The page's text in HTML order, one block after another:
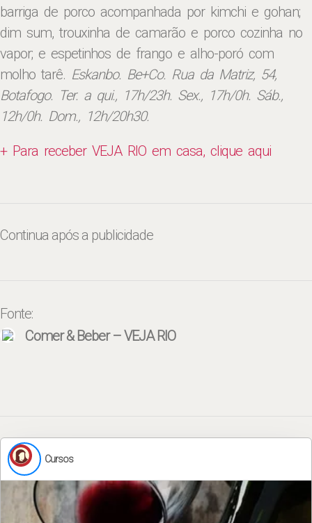
barriga de porco acompanhada por kimchi e gohan;
dim sum, trouxinha de camarão e porco cozinha no
vapor; e espetinhos de frango e alho-poró com
molho tarê. Eskanbo. Be+Co. Rua da Matriz, 54,
Botafogo. Ter. a qui., 17h/23h. Sex., 17h/0h. Sáb.,
12h/0h. Dom., 12h/20h30.
+ Para receber VEJA RIO em casa, clique aqui
Continua após a publicidade
Fonte:
Comer & Beber – VEJA RIO
Cursos